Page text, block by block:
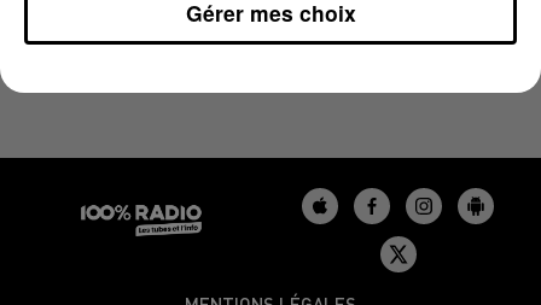
Gérer mes choix